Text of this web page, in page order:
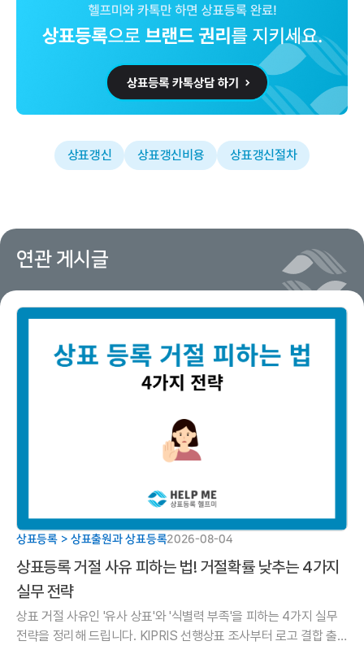
상표갱신 상표갱신비용 상표갱신절차
연관 게시글
상표등록 > 상표출원과 상표등록2026-08-04
상표등록 거절 사유 피하는 법! 거절확률 낮추는 4가지
실무 전략
상표 거절 사유인 '유사 상표'와 '식별력 부족'을 피하는 4가지 실무
전략을 정리해 드립니다. KIPRIS 선행상표 조사부터 로고 결합 출